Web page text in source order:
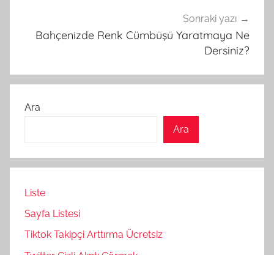
Sonraki yazı
Bahçenizde Renk Cümbüşü Yaratmaya Ne
Dersiniz?
Ara
Ara
Liste
Sayfa Listesi
Tiktok Takipçi Arttırma Ücretsiz